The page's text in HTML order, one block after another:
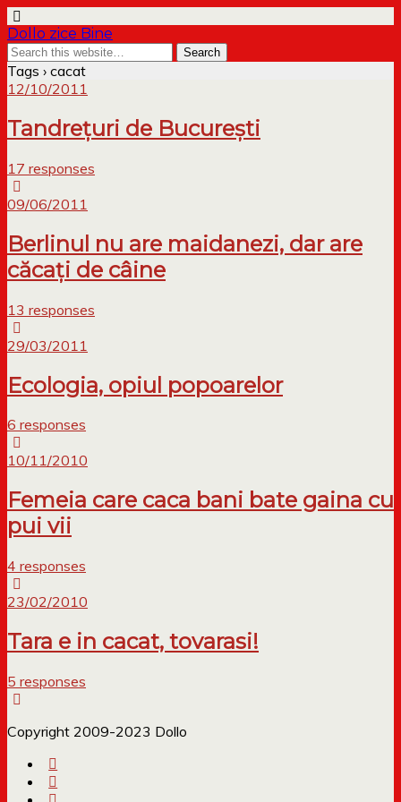
Dollo zice Bine
Tags › cacat
12/10/2011
Tandrețuri de București
17 responses
09/06/2011
Berlinul nu are maidanezi, dar are
căcați de câine
13 responses
29/03/2011
Ecologia, opiul popoarelor
6 responses
10/11/2010
Femeia care caca bani bate gaina cu
pui vii
4 responses
23/02/2010
Tara e in cacat, tovarasi!
5 responses
Copyright 2009-2023 Dollo